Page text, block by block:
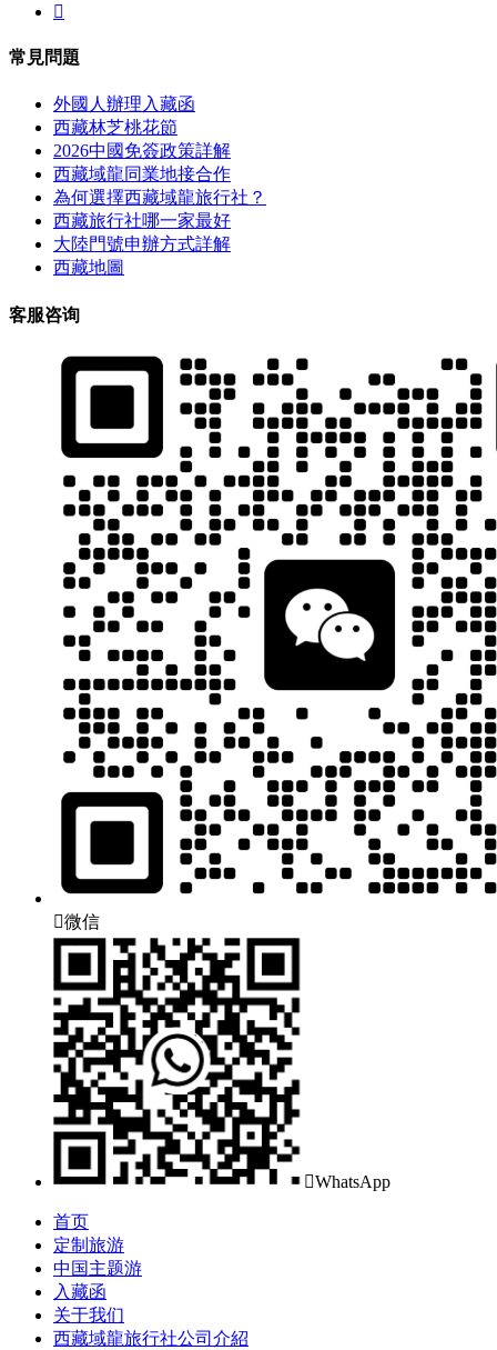

常見問題
外國人辦理入藏函
西藏林芝桃花節
2026中國免簽政策詳解
西藏域龍同業地接合作
為何選擇西藏域龍旅行社？
西藏旅行社哪一家最好
大陸門號申辦方式詳解
西藏地圖
客服咨询
微信
WhatsApp
首页
定制旅游
中国主题游
入藏函
关于我们
西藏域龍旅行社公司介紹